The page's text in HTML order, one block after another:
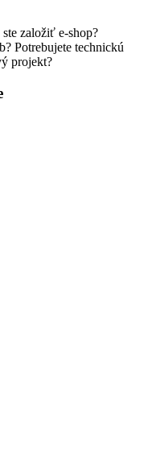
založiť e-shop?
Potrebujete technickú
projekt?